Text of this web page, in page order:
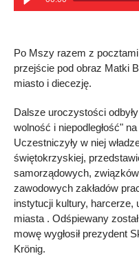
Po Mszy razem z
przejście pod obraz Matki
miasto i diecezję.
Dalsze uroczystości
wolność i niepodległość"
Uczestniczyły w niej
świętokrzyskiej,
samorządowych,
zawodowych zakładów
instytucji kultury, harcerze,
miasta . Odśpiewany
mowę wygłosił prezydent
Krönig.